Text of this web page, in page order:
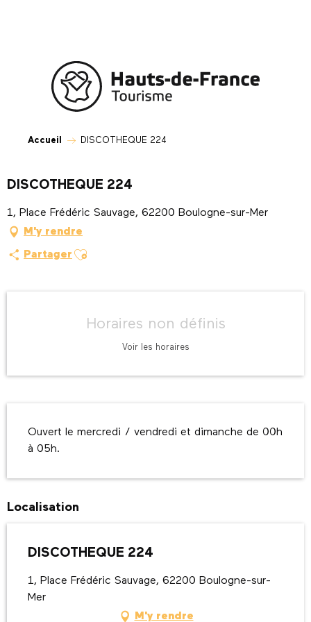
Accueil DISCOTHEQUE 224
DISCOTHEQUE 224
1, Place Frédéric Sauvage, 62200 Boulogne-sur-Mer
M'y rendre
Partager Ajouter aux favoris
Horaires non définis
Voir les horaires
Ouvert le mercredi / vendredi et dimanche de 00h
à 05h.
Localisation
DISCOTHEQUE 224
1, Place Frédéric Sauvage, 62200 Boulogne-sur-
Mer
M'y rendre